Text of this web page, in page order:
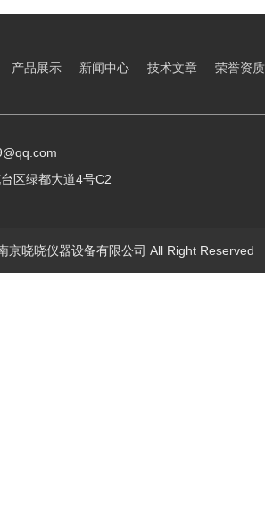
产品展示 新闻中心 技术文章 荣誉资质
区绿都大道4号C2
京晓晓仪器设备有限公司 All Right